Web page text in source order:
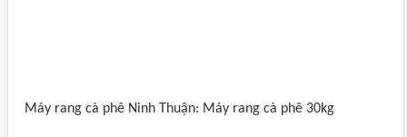
Máy rang cà phê Ninh Thuận: Máy rang cà phê 30kg